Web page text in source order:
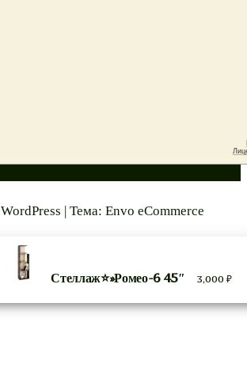
WordPress | Тема: Envo eCommerce
Стеллаж⭐»Ромео-6 45″ 3,000 ₽